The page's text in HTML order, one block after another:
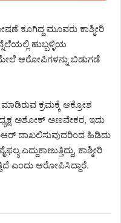
ಕೂಗಿದ್ದ ಮೂವರು ಕಾಶ್ಮೀರಿ
ಹುಬ್ಬಳ್ಳಿಯ
ಆರೋಪಿಗಳನ್ನು ಬಿಡುಗಡೆ
ಕ್ರಮಕ್ಕೆ ಆಕ್ರೋಶ
ಅಶೋಕ್ ಅಣವೇಕರ, ಇದು
ದಾಖಲಿಸುವುದರಿಂದ ಹಿಡಿದು
ಎದ್ದುಕಾಣುತ್ತಿದ್ದು, ಕಾಶ್ಮೀರಿ
ಎಂದು ಆರೋಪಿಸಿದ್ದಾರೆ.